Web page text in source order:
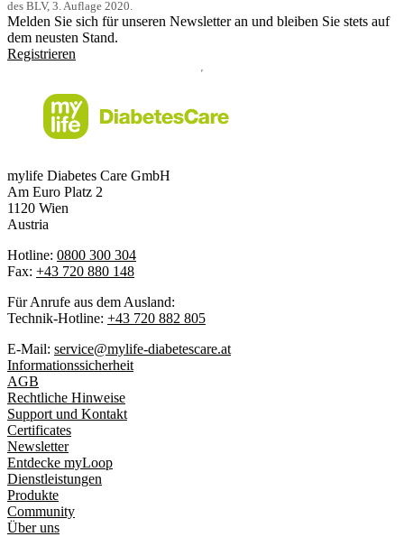
des BLV, 3. Auflage 2020.
Melden Sie sich für unseren Newsletter an und bleiben Sie stets auf
dem neusten Stand.
Registrieren
mylife Diabetes Care GmbH
Am Euro Platz 2
1120 Wien
Austria
Hotline: 0800 300 304
Fax: +43 720 880 148
Für Anrufe aus dem Ausland:
Technik-Hotline: +43 720 882 805
E-Mail: service@mylife-diabetescare.at
Informationssicherheit
AGB
Rechtliche Hinweise
Support und Kontakt
Certificates
Newsletter
Entdecke myLoop
Dienstleistungen
Produkte
Community
Über uns